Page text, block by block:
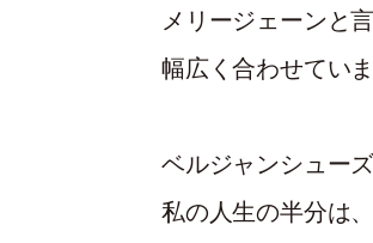
メリージェーンと
幅広く合わせてい
ベルジャンシュー
私の人生の半分は